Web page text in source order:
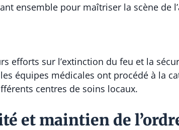
ensemble pour maîtriser la scène de
efforts sur l’extinction du feu et la
équipes médicales ont procédé à la
centres de soins locaux.
et maintien de